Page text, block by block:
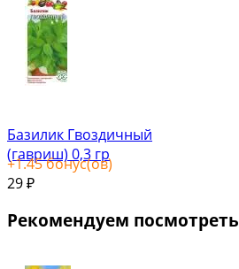
Базилик Гвоздичный
(гавриш) 0,3 гр
+1.45бонус(ов)
29 ₽
Рекомендуем посмотреть